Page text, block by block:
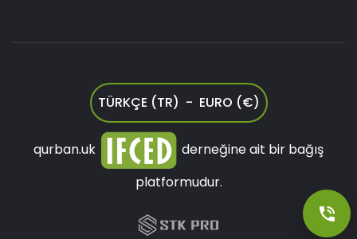
TÜRKÇE (TR) - EURO (€)
qurban.uk
derneğine ait bir bağış
platformudur.